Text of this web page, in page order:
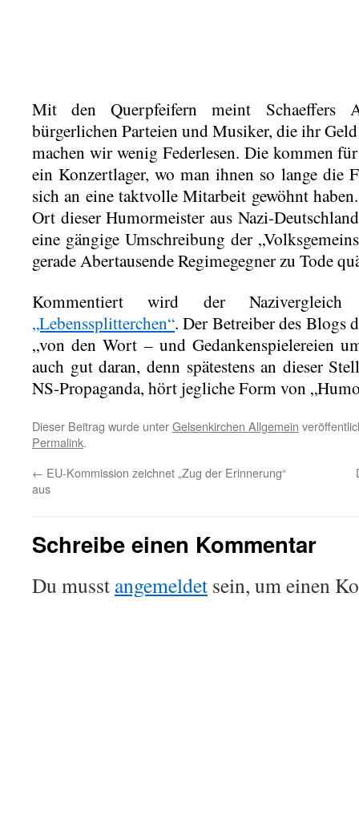
Mit den Querpfeifern meint Schaeffers
bürgerlichen Parteien und Musiker, die ihr
machen wir wenig Federlesen. Die kommen
ein Konzertlager, wo man ihnen so lange die
sich an eine taktvolle Mitarbeit gewöhnt
Ort dieser Humormeister aus Nazi-
eine gängige Umschreibung der
gerade Abertausende Regimegegner zu Tode
Kommentiert wird der
„Lebenssplitterchen“. Der Betreiber des Blogs
„von den Wort – und Gedankenspielereien
auch gut daran, denn spätestens an dieser
NS-Propaganda, hört jegliche Form von
Dieser Beitrag wurde unterGelsenkirchen Allgemein
Permalink.
← EU-Kommission zeichnet „Zug der Erinnerung“
aus
Schreibe einen Kommentar
Du musst angemeldet sein, um einen